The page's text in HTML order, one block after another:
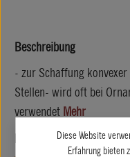
Beschreibung
- zur Schaffung
Stellen- wird oft bei
verwendet Mehr
Produktsicherheit
Diese Website
Erfahrung bieten